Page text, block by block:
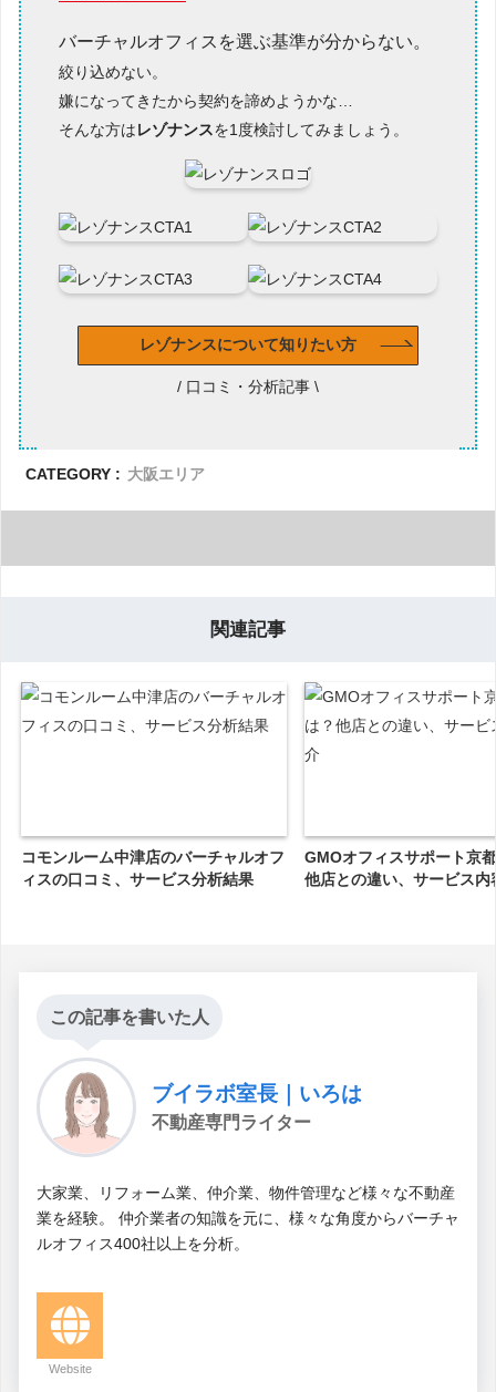
バーチャルオフィスを選ぶ基準が分からない。
絞り込めない。
嫌になってきたから契約を諦めようかな…
そんな方はレゾナンスを1度検討してみましょう。
レゾナンスについて知りたい方
/ 口コミ・分析記事 \
CATEGORY : 大阪エリア
関連記事
コモンルーム中津店のバーチャルオフ
ィスの口コミ、サービス分析結果
GMOオフィスサポート京
他店との違い、サービス内
この記事を書いた人
ブイラボ室長｜いろは
不動産専門ライター
大家業、リフォーム業、仲介業、物件管理など様々な不動産
業を経験。 仲介業者の知識を元に、様々な角度からバーチャ
ルオフィス400社以上を分析。
Website